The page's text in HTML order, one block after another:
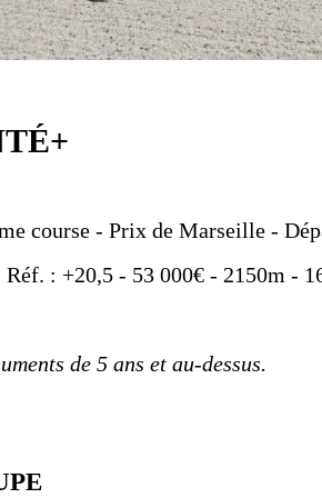
course - Prix de Marseille -
: +20,5 - 53 000€ - 2150m -
de 5 ans et au-dessus.